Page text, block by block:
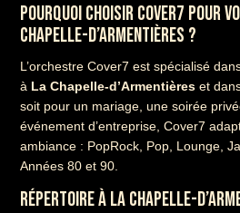
POURQUOI CHOISIR COVER7 POUR
CHAPELLE-D’ARMENTIÈRES ?
L’orchestre Cover7 est spécialisé
à La Chapelle-d’Armentières et
soit pour un mariage, une soirée
événement d’entreprise, Cover7
ambiance : PopRock, Pop, Lounge,
Années 80 et 90.
RÉPERTOIRE À LA CHAPELLE-